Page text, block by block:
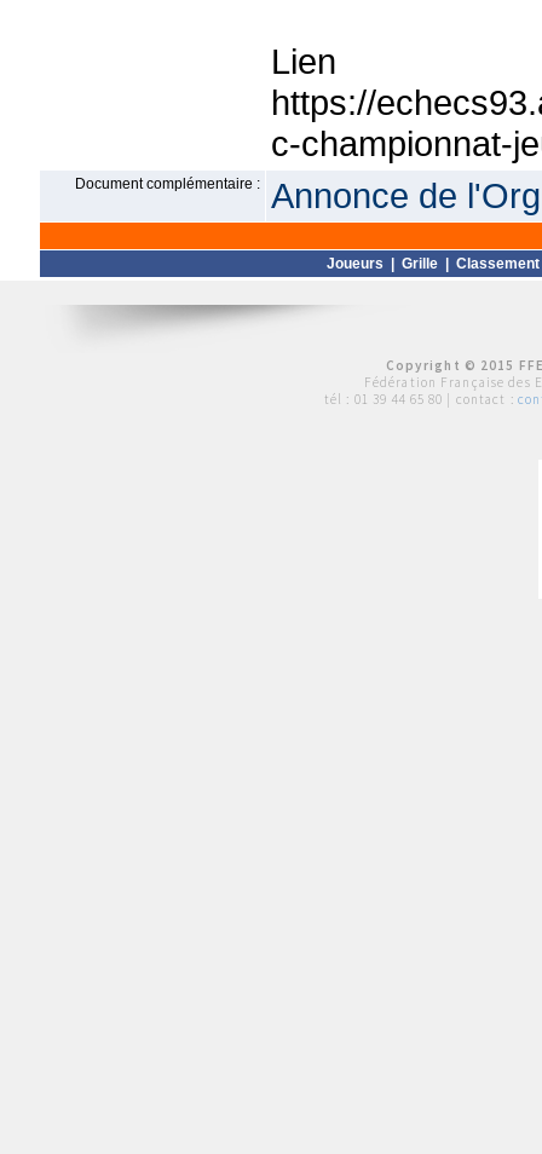
Lien
https://
c-championnat-
Document complémentaire : Annonce de
Joueurs Grille Classement
Copyright © 2015
Fédération Française des
tél : 01 39 44 65 80 | contact :